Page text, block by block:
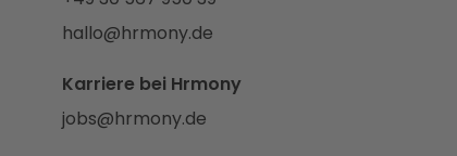
hallo@hrmony.de
Karriere bei Hrmony
jobs@hrmony.de